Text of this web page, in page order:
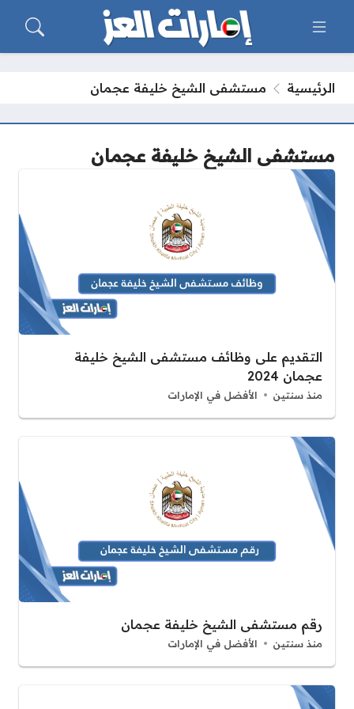
الرئيسية مستشفى الشيخ خليفة عجمان
مستشفى الشيخ خليفة عجمان
التقديم على وظائف مستشفى الشيخ خليفة
عجمان 2024
منذ سنتين الأفضل في الإمارات
رقم مستشفى الشيخ خليفة عجمان
منذ سنتين الأفضل في الإمارات